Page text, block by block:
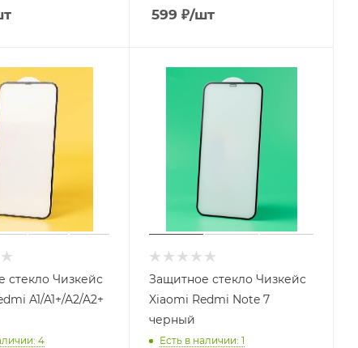
599 ₽/шт
стекло Чизкейс
A1/A1+/A2/A2+
: 4
Защитное стекло Чизкейс
Xiaomi Redmi Note 7
черный
Есть в наличии: 1